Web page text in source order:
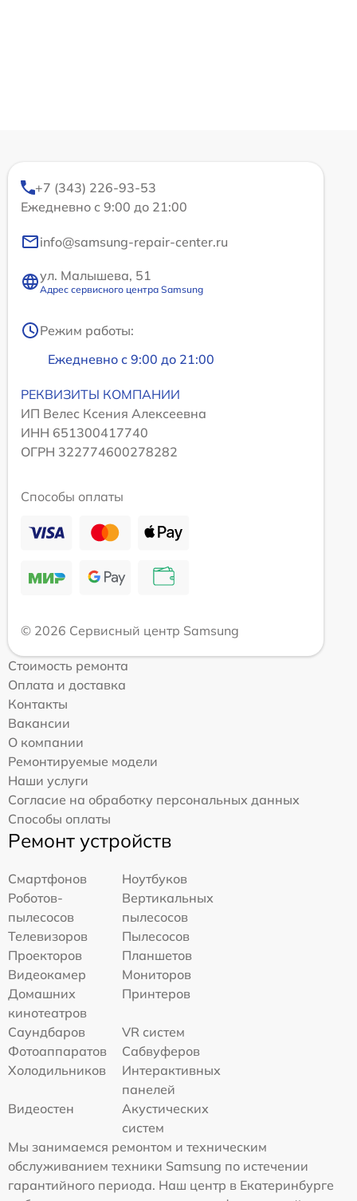
+7 (343) 226-93-53
Ежедневно с 9:00 до 21:00
info@samsung-repair-center.ru
ул. Малышева, 51
Адрес сервисного центра Samsung
Режим работы:
Ежедневно с 9:00 до 21:00
РЕКВИЗИТЫ КОМПАНИИ
ИП Велес Ксения Алексеевна
ИНН 651300417740
ОГРН 322774600278282
Способы оплаты
© 2026 Сервисный центр Samsung
Стоимость ремонта
Оплата и доставка
Контакты
Вакансии
О компании
Ремонтируемые модели
Наши услуги
Согласие на обработку персональных данных
Способы оплаты
Ремонт устройств
Смартфонов
Ноутбуков
Роботов-
пылесосов
Вертикальных
пылесосов
Телевизоров
Пылесосов
Проекторов
Планшетов
Видеокамер
Мониторов
Домашних
кинотеатров
Принтеров
Саундбаров
VR систем
Фотоаппаратов
Сабвуферов
Холодильников
Интерактивных
панелей
Видеостен
Акустических
систем
Мы занимаемся ремонтом и техническим
обслуживанием техники Samsung по истечении
гарантийного периода. Наш центр в Екатеринбурге